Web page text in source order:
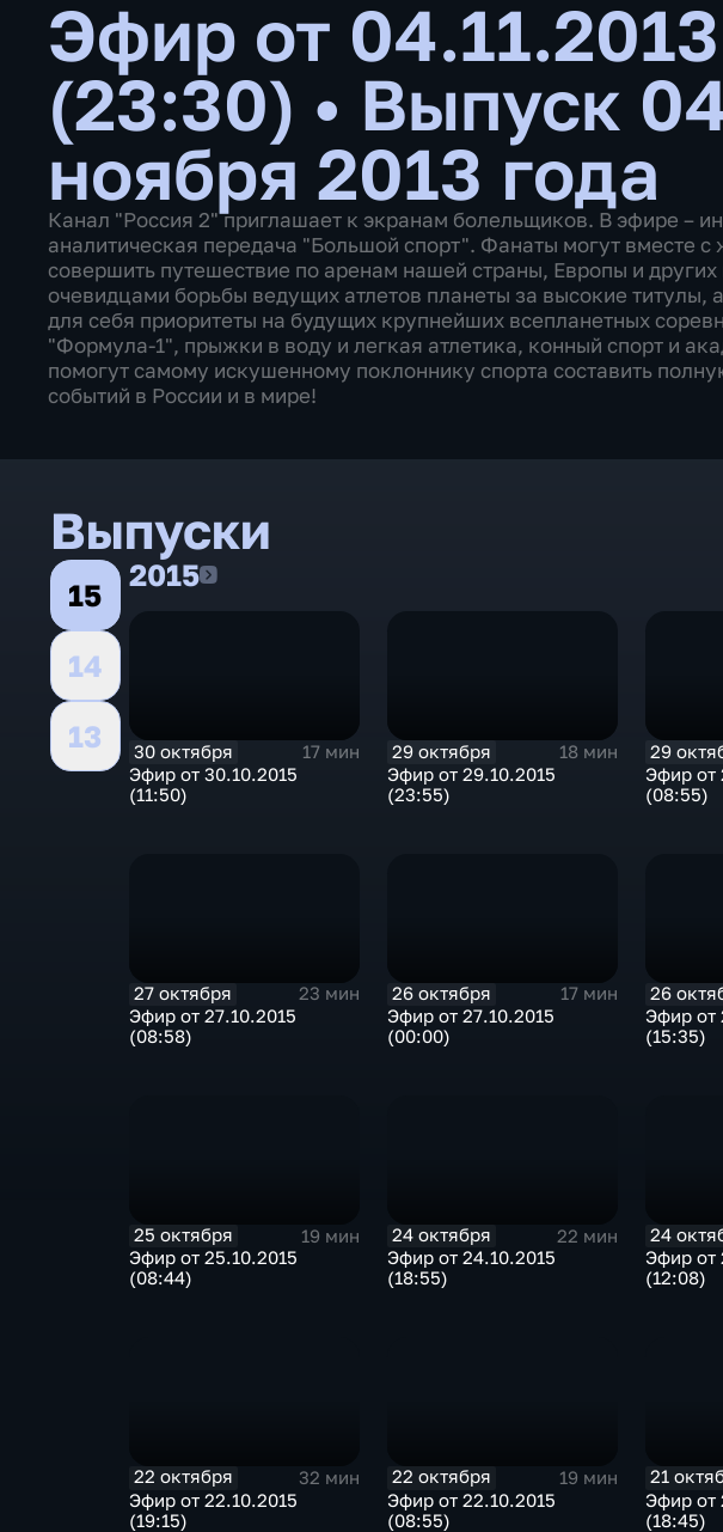
Эфир от 04.11.2013
(23:30) • Выпуск
ноября 2013 года
Канал "Россия 2" приглашает к экранам болельщиков. В эфире –
аналитическая передача "Большой спорт". Фанаты могут вместе с
совершить путешествие по аренам нашей страны, Европы и других
очевидцами борьбы ведущих атлетов планеты за высокие титулы,
для себя приоритеты на будущих крупнейших всепланетных
"Формула-1", прыжки в воду и легкая атлетика, конный спорт и
помогут самому искушенному поклоннику спорта составить
событий в России и в мире!
Выпуски
15
14
13
20152015
30 октября
17 мин
Эфир от 30.10.2015
(11:50)
29 октября
18 мин
Эфир от 29.10.2015
(23:55)
29
Эфир от
(08:55)
27 октября
23 мин
Эфир от 27.10.2015
(08:58)
26 октября
17 мин
Эфир от 27.10.2015
(00:00)
26
Эфир от
(15:35)
25 октября
19 мин
Эфир от 25.10.2015
(08:44)
24 октября
22 мин
Эфир от 24.10.2015
(18:55)
24
Эфир от
(12:08)
22 октября
32 мин
Эфир от 22.10.2015
(19:15)
22 октября
19 мин
Эфир от 22.10.2015
(08:55)
21
Эфир от
(18:45)